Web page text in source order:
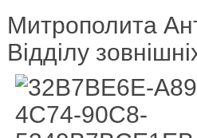
Митрополита
Відділу